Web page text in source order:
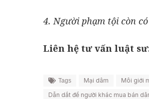
4. Người phạm tội còn
Liên hệ tư vấn luật sư:
Tags Mại dâm Môi giới
Dẫn dắt để người khác mua bán